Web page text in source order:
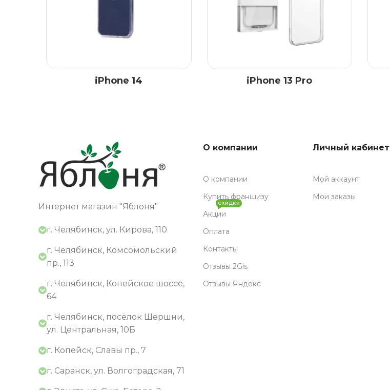
iPhone 14 iPhone 13 Pro
Интернет магазин "Яблоня"
г. Челябинск, ул. Кирова, 110
г. Челябинск, Комсомольский
пр., 113
г. Челябинск, Копейское шоссе,
64
г. Челябинск, посёлок Шершни,
ул. Центральная, 10Б
г. Копейск, Славы пр., 7
г. Саранск, ул. Волгоградская, 71
О компании
О компании
Купить франшизу
Акции
СКИДКИ
Оплата
Контакты
Отзывы 2Gis
Отзывы Яндекс
Личный кабинет
Мой аккаунт
Мои заказы